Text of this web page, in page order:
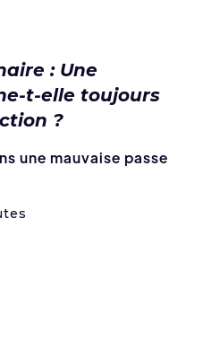
: Une
t-elle toujours
?
une mauvaise passe